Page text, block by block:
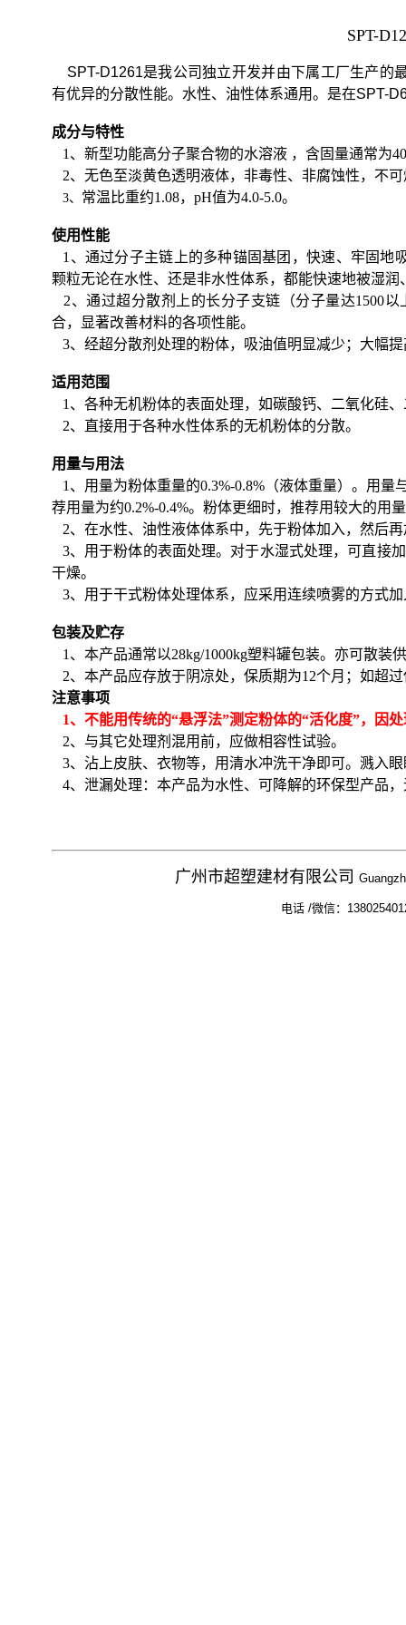
SPT-
SPT-D1261是我公司独立开发并由下属工厂生产的
有优异的分散性能。水性、油性体系通用。是在SPT-
成分与特性
1、新型功能高分子聚合物的水溶液 ，含固量通常为
2、 无色至淡黄色透明液体，非毒性、非腐蚀性，不
3、 常温比重约1.08， pH值为4.0-5.0。
使用性能
1、通过分子主链上的多种锚固基团，快速、牢固地
颗粒无论在水性、还是非水性体系，都能快速地被湿润
2、 通过超分散剂上的长分子支链（分子量达1500以
合，显著改善材料的各项性能。
3、 经超分散剂处理的粉体，吸油值明显减少；大幅
适用范围
1、各种无机粉体的表面处理，如碳酸钙、二氧化硅
2、直接用于各种水性体系的无机粉体的分散。
用量与用法
1、用量为粉体重量的0.3%-0.8%（液体重量）。用量
荐用量为约0.2%-0.4%。粉体更细时，推荐用较大的用
2、在水性、油性液体体系中，先于粉体加入，然后
3、用于粉体的表面处理。对于水湿式处理，可直接
干燥。
3、用于干式粉体处理体系，应采用连续喷雾的方式
包装及贮存
1、本产品通常以28kg/1000kg塑料罐包装。亦可散装
2、本产品应存放于阴凉处，保质期为12个月；如超
注意事项
1、不能用传统的“悬浮法”测定粉体的“活化度”，因
2、与其它处理剂混用前，应做相容性试验。
3、沾上皮肤、衣物等，用清水冲洗干净即可。溅入
4、泄漏处理：本产品为水性、可降解的环保型产品
广州市超塑建材有限公司
电话 /微信：